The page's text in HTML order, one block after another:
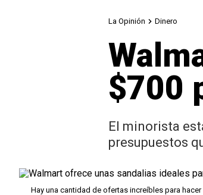
La Opinión Dinero
$700
El minorista
presupuestos
Hay una cantidad de ofertas increíbles para